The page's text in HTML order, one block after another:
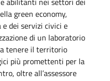
green economy,
e dei servizi civici e
di un laboratorio
tenere il territorio
più promettenti per la
oltre all’assessore